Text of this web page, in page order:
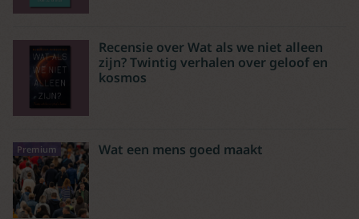
Recensie over Wat als we niet alleen
zijn? Twintig verhalen over geloof en
kosmos
Premium Wat een mens goed maakt